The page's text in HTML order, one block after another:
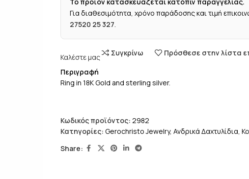
Για διαθεσιμότητα, χρόνο παράδοσης και τιμή
27520 25 327.
Καλέστε μας Συγκρίνω Πρόσθεσε στην λίστα
Περιγραφή
Ring in 18K Gold and sterling silver.
Κωδικός προϊόντος: 2982
Κατηγορίες: Gerochristo Jewelry, Ανδρικά Δαχτυλίδια,
Share: